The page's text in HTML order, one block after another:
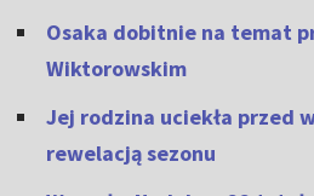
Osaka dobitnie na temat
Wiktorowskim
Jej rodzina uciekła przed
rewelacją sezonu